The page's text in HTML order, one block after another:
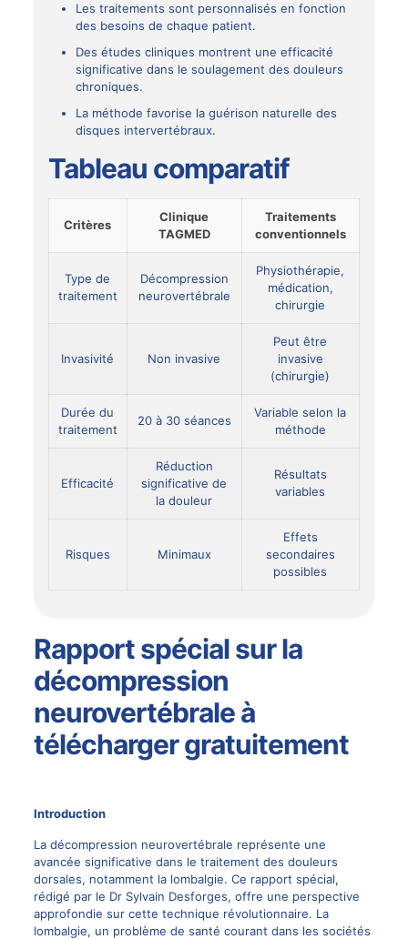
Les traitements sont personnalisés en fonction
des besoins de chaque patient.
Des études cliniques montrent une efficacité
significative dans le soulagement des douleurs
chroniques.
La méthode favorise la guérison naturelle des
disques intervertébraux.
Tableau comparatif
Critères
Clinique
TAGMED
Traitements
conventionnels
Type de
traitement
Décompression
neurovertébrale
Physiothérapie,
médication,
chirurgie
Invasivité Non invasive
Peut être
invasive
(chirurgie)
Durée du
traitement
20 à 30 séances
Variable selon la
méthode
Efficacité
Réduction
significative de
la douleur
Résultats
variables
Risques Minimaux
Effets
secondaires
possibles
Rapport spécial sur la
décompression
neurovertébrale à
télécharger gratuitement
Introduction
La décompression neurovertébrale représente une
avancée significative dans le traitement des douleurs
dorsales, notamment la lombalgie. Ce rapport spécial,
rédigé par le Dr Sylvain Desforges, offre une perspective
approfondie sur cette technique révolutionnaire. La
lombalgie, un problème de santé courant dans les sociétés